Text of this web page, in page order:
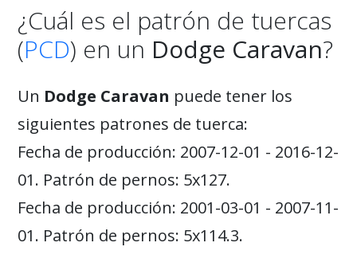
¿Cuál es el patrón de tuercas
(PCD) en un Dodge Caravan?
Un Dodge Caravan puede tener los
siguientes patrones de tuerca:
Fecha de producción: 2007-12-01 - 2016-12-
01. Patrón de pernos: 5x127.
Fecha de producción: 2001-03-01 - 2007-11-
01. Patrón de pernos: 5x114.3.